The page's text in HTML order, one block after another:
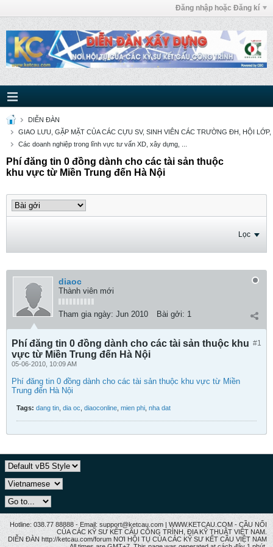
Đăng nhập hoặc Đăng kí
DIỄN ĐÀN
GIAO LƯU, GẶP MẶT CỦA CÁC CỰU SV, SINH VIÊN CÁC TRƯỜNG ĐH, HỘI LỚP,
Các doanh nghiệp trong lĩnh vực tư vấn XD, xây dựng, ...
Phí đăng tin 0 đồng dành cho các tài sản thuộc
khu vực từ Miền Trung đến Hà Nội
Lọc
diaoc
Thành viên mới
Tham gia ngày: Jun 2010 Bài gởi: 1
#1
Phí đăng tin 0 đồng dành cho các tài sản thuộc khu
vực từ Miền Trung đến Hà Nội
05-06-2010, 10:09 AM
Phí đăng tin 0 đồng dành cho các tài sản thuộc khu vực từ Miền
Trung đến Hà Nội
Tags: dang tin dia oc diaoconline mien phi nha dat
Hotline: 038.77 88888 - Email: support@ketcau.com | WWW.KETCAU.COM - CẦU NỐI
CỦA CÁC KỸ SƯ KẾT CẤU CÔNG TRÌNH, ĐỊA KỸ THUẬT VIỆT NAM.
DIỄN ĐÀN http://ketcau.com/forum NƠI HỘI TỤ CỦA CÁC KỸ SƯ KẾT CÂU VIỆT NAM